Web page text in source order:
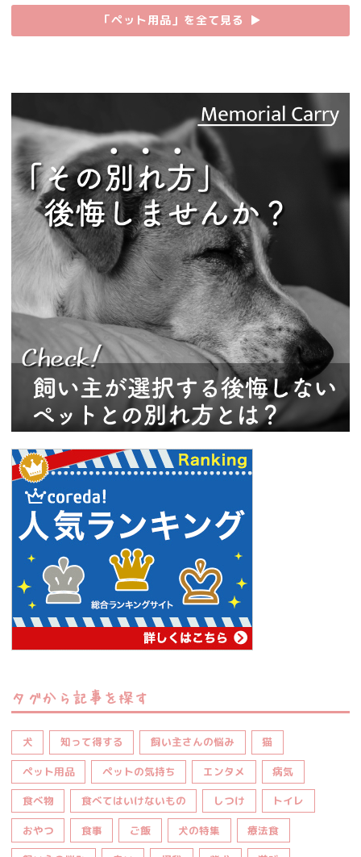
「ペット用品」を全て見る ▶︎
タグから記事を探す
犬 知って得する 飼い主さんの悩み 猫
ペット用品 ペットの気持ち エンタメ 病気
食べ物 食べてはいけないもの しつけ トイレ
おやつ 食事 ご飯 犬の特集 療法食